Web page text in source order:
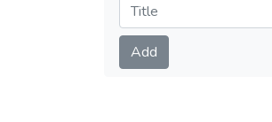
Submit
Add